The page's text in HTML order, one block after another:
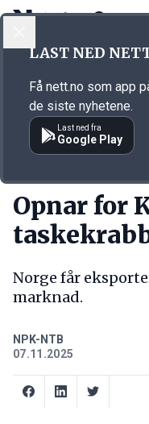
Annonsørinnhold
Opnar for
Norge får
marknad.
NPK-NTB
07.11.2025
LAST NED
Få nett.no som app
de siste nyhetene.
Last ned fra
Google Play